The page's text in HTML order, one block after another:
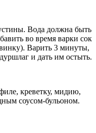
Вода должна быть
во время варки сок
Варить 3 минуты,
и дать им остыть.
креветку, мидию,
соусом-бульоном.